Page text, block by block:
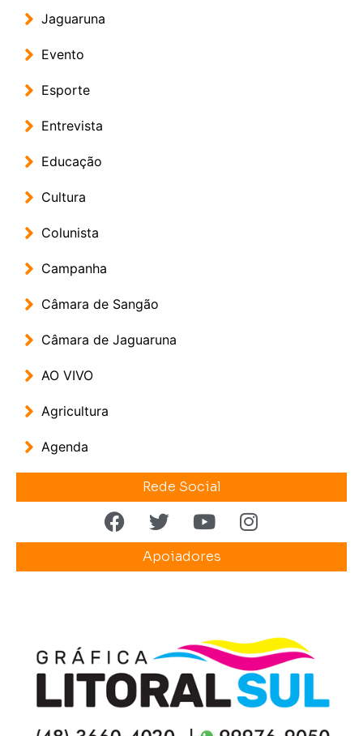
Jaguaruna
Evento
Esporte
Entrevista
Educação
Cultura
Colunista
Campanha
Câmara de Sangão
Câmara de Jaguaruna
AO VIVO
Agricultura
Agenda
Rede Social
Apoiadores